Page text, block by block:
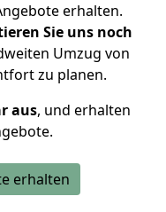
erhalten.
Sie uns noch
Umzug von
zu planen.
aus, und erhalten
erhalten